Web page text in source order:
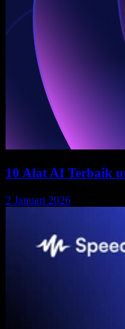
10 Alat AI Terbaik
2 Januari 2026